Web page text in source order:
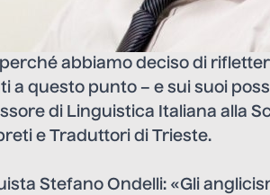
perché abbiamo deciso di
a questo punto – e sui suoi
di Linguistica Italiana alla
e Traduttori di Trieste.
Stefano Ondelli: «Gli